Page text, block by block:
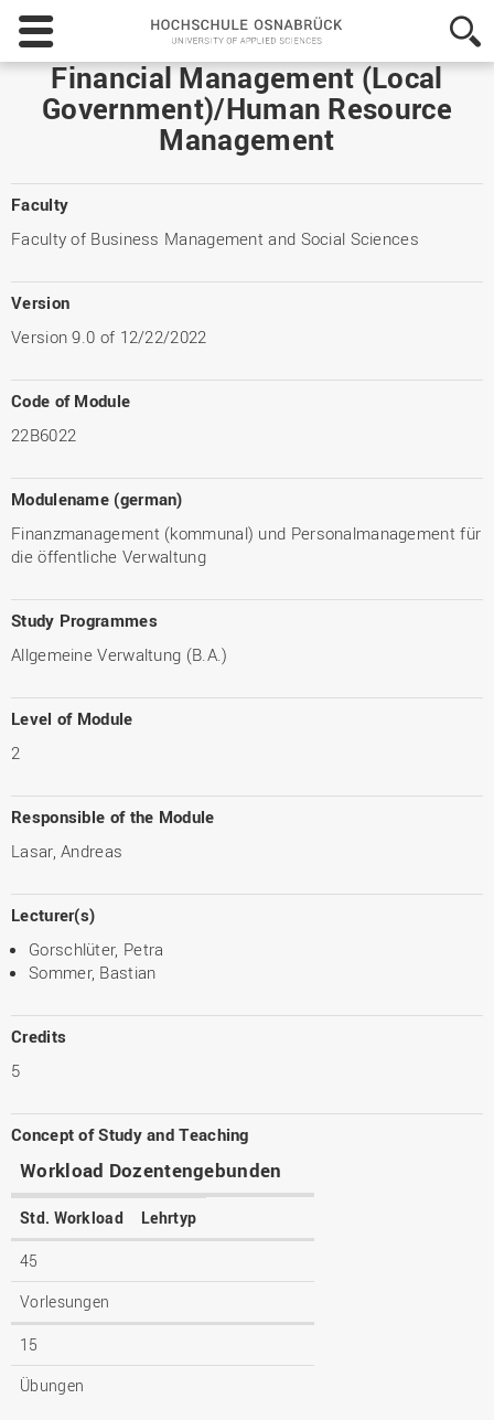
Hochschule
Osnabrück
-
University
of
Financial Management (Local
Government)/Human Resource
Management
Faculty
Faculty of Business Management and Social Sciences
Version
Version 9.0 of 12/22/2022
Code of Module
22B6022
Modulename (german)
Finanzmanagement (kommunal) und Personalmanagement für
die öffentliche Verwaltung
Study Programmes
Allgemeine Verwaltung (B.A.)
Level of Module
2
Responsible of the Module
Lasar, Andreas
Lecturer(s)
Gorschlüter, Petra
Sommer, Bastian
Credits
5
Concept of Study and Teaching
Workload Dozentengebunden
Std. Workload Lehrtyp
45
Vorlesungen
15
Übungen